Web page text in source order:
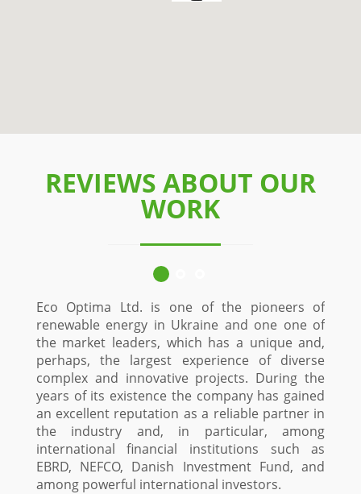
REVIEWS ABOUT OUR
WORK
Eco Optima Ltd. is one of the pioneers of
renewable energy in Ukraine and one one of
the market leaders, which has a unique and,
perhaps, the largest experience of diverse
complex and innovative projects. During the
years of its existence the company has gained
an excellent reputation as a reliable partner in
the industry and, in particular, among
international financial institutions such as
EBRD, NEFCO, Danish Investment Fund, and
among powerful international investors.